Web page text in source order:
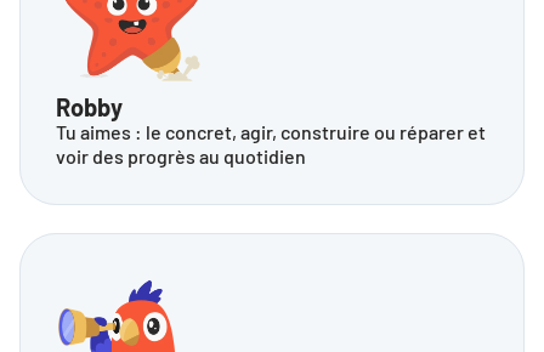
Robby
Tu aimes : le concret, agir, construire ou réparer et
voir des progrès au quotidien